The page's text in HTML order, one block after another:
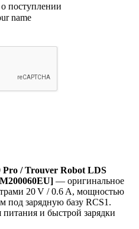
поступлении
name
Pro / Trouver Robot LDS
— оригинальное
20 V / 0.6 A, мощностью
под зарядную базу RCS1.
и быстрой зарядки